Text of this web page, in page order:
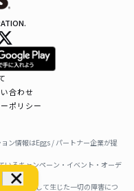
合わせ
ポリシー
ン情報はEggs / パートナー企業が提
るキャンペーン・イベント・オーデ
報を利用して生じた一切の障害につ